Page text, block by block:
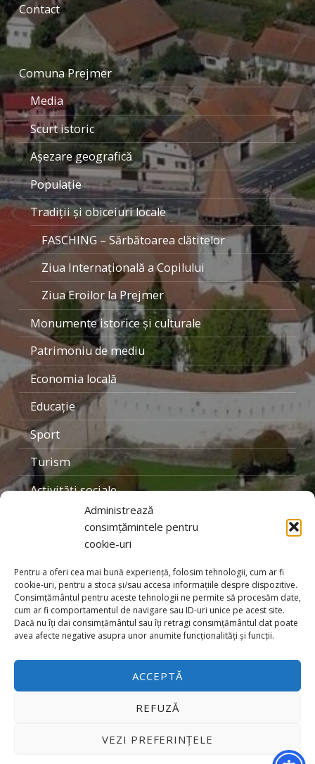
Administrează
consimțămintele pentru
cookie-uri
Pentru a oferi cea mai bună experiență, folosim tehnologii, cum ar fi
cookie-uri, pentru a stoca și/sau accesa informațiile despre dispozitive.
Consimțământul pentru aceste tehnologii ne permite să procesăm date,
cum ar fi comportamentul de navigare sau ID-uri unice pe acest site.
Dacă nu îți dai consimțământul sau îți retragi consimțământul dat poate
avea afecte negative asupra unor anumite funcționalități și funcții.
ACCEPTĂ
REFUZĂ
VEZI PREFERINȚELE
Contact
Comuna Prejmer
Media
Scurt istoric
Aşezare geografică
Populaţie
Tradiţii şi obiceiuri locale
FASCHING – Sărbătoarea clătitelor
Ziua Internaţională a Copilului
Ziua Eroilor la Prejmer
Monumente istorice şi culturale
Patrimoniu de mediu
Economia locală
Educaţie
Sport
Turism
Activităţi sociale
Personalităţi locale
Organizaţii
Galerie foto
2026 - Unitatea Administrativ Teritorială Prejmer